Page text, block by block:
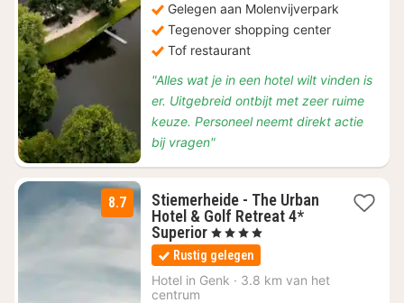
Gelegen aan Molenvijverpark
Tegenover shopping center
Tof restaurant
"Alles wat je in een hotel wilt vinden is
er. Uitgebreid ontbijt met zeer ruime
keuze. Personeel neemt direkt actie
bij vragen"
8.7
Stiemerheide - The Urban
Hotel & Golf Retreat 4*
Superior1
nacht
vanaf
€
, 4 Sterren
Rustig gelegen
Hotel in Genk · 3.8 km van het
centrum